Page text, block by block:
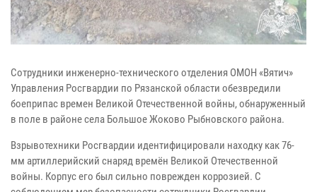
Сотрудники инженерно-технического отделения ОМОН «Вятич»
Управления Росгвардии по Рязанской области обезвредили
боеприпас времен Великой Отечественной войны, обнаруженный
в поле в районе села Большое Жоково Рыбновского района.
Взрывотехники Росгвардии идентифицировали находку как 76-
мм артиллерийский снаряд времён Великой Отечественной
войны. Корпус его был сильно поврежден коррозией. С